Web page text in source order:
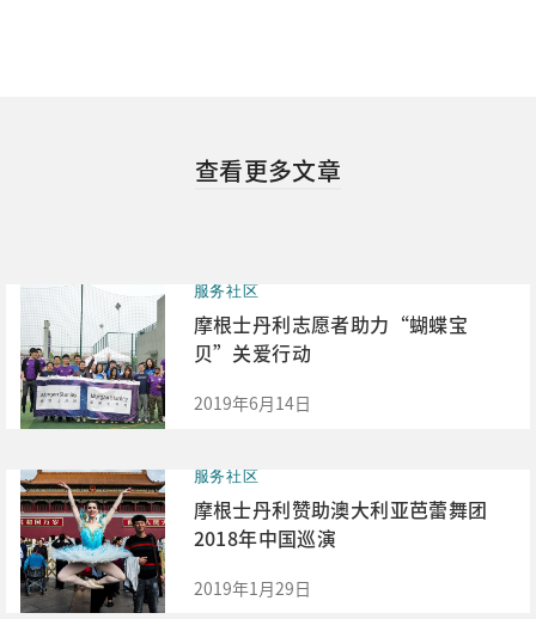
查看更多文章
服务社区
摩根士丹利志愿者助力“蝴蝶宝
贝”关爱行动
2019年6月14日
服务社区
摩根士丹利赞助澳大利亚芭蕾舞团
2018年中国巡演
2019年1月29日